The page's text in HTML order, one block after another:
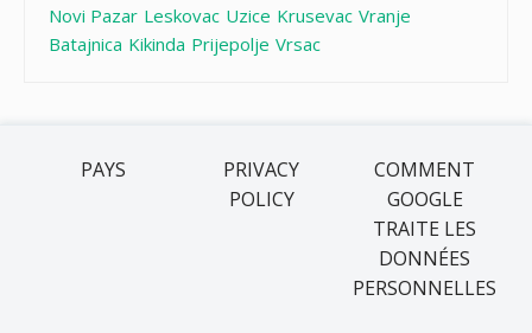
Novi Pazar Leskovac Uzice Krusevac Vranje
Batajnica Kikinda Prijepolje Vrsac
PAYS
PRIVACY
POLICY
COMMENT
GOOGLE
TRAITE LES
DONNÉES
PERSONNELLES